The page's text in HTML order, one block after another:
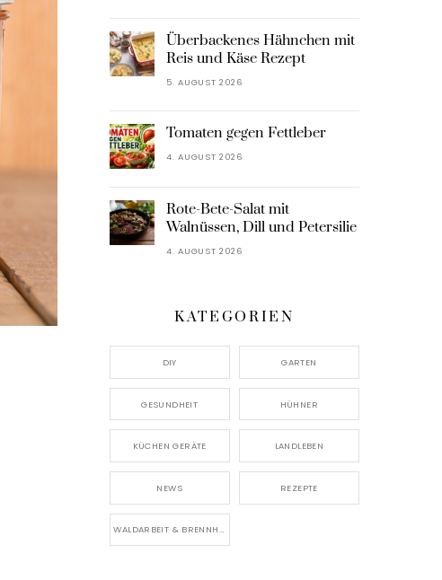
Überbackenes Hähnchen mit
Reis und Käse Rezept
5. AUGUST 2026
Tomaten gegen Fettleber
4. AUGUST 2026
Rote-Bete-Salat mit
Walnüssen, Dill und Petersilie
4. AUGUST 2026
KATEGORIEN
DIY GARTEN
GESUNDHEIT HÜHNER
KÜCHEN GERÄTE LANDLEBEN
NEWS REZEPTE
WALDARBEIT & BRENNHOLZ